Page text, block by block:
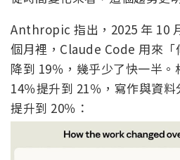
Anthropic 指出，2025 年 10
個月裡，Claude Code 用來
降到 19％，幾乎少了快一半
14％提升到 21％，寫作與資
提升到 20％：